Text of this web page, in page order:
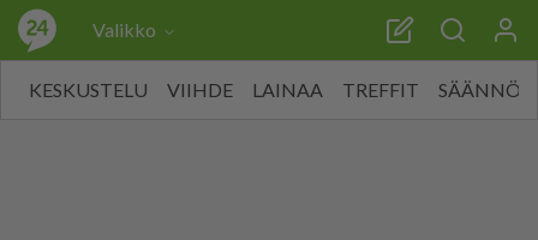
Valikko
KESKUSTELU VIIHDE LAINAA TREFFIT SÄÄNNÖT